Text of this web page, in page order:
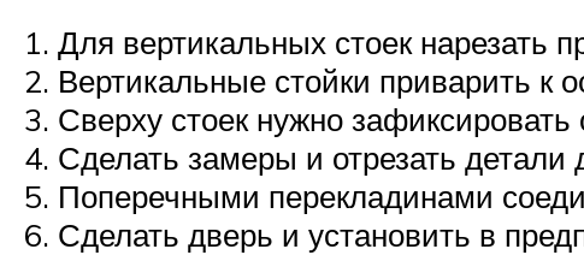
Для вертикальных стоек нарезать
Вертикальные стойки приварить к
Сверху стоек нужно зафиксировать
Сделать замеры и отрезать детали
Поперечными перекладинами
Сделать дверь и установить в